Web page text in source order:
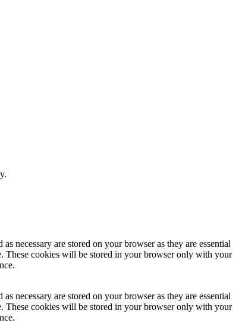
necessary are stored on your browser as they are essential
These cookies will be stored in your browser only with your
necessary are stored on your browser as they are essential
These cookies will be stored in your browser only with your